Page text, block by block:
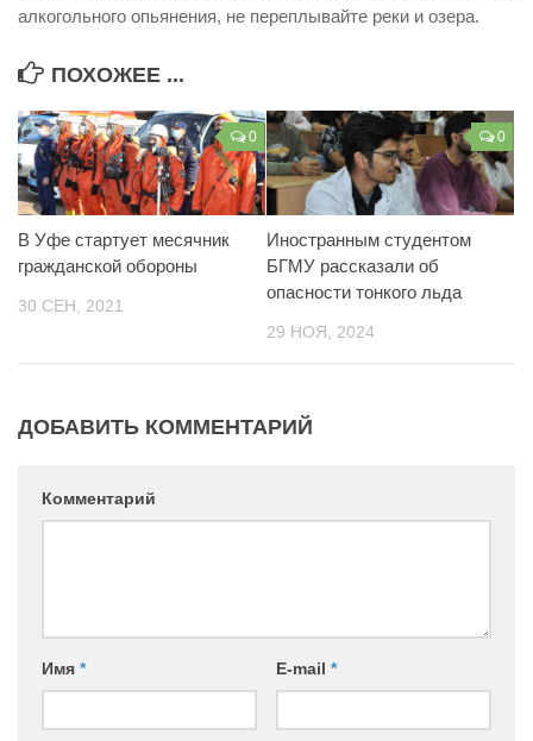
Контакты
Вакансии
алкогольного опьянения, не переплывайте реки и озера.
ПОХОЖЕЕ ...
0
В Уфе стартует месячник
гражданской обороны
30 СЕН, 2021
0
Иностранным студентом
БГМУ рассказали об
опасности тонкого льда
29 НОЯ, 2024
ДОБАВИТЬ КОММЕНТАРИЙ
Комментарий
Имя * E-mail *